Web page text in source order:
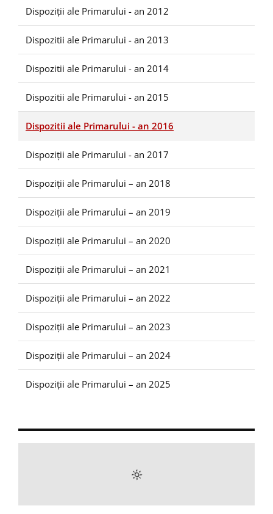
Dispoziții ale Primarului - an 2012
Dispozitii ale Primarului - an 2013
Dispozitii ale Primarului - an 2014
Dispozitii ale Primarului - an 2015
Dispozitii ale Primarului - an 2016
Dispoziții ale Primarului - an 2017
Dispoziții ale Primarului – an 2018
Dispoziții ale Primarului – an 2019
Dispoziții ale Primarului – an 2020
Dispoziții ale Primarului – an 2021
Dispoziții ale Primarului – an 2022
Dispoziții ale Primarului – an 2023
Dispoziții ale Primarului – an 2024
Dispoziții ale Primarului – an 2025